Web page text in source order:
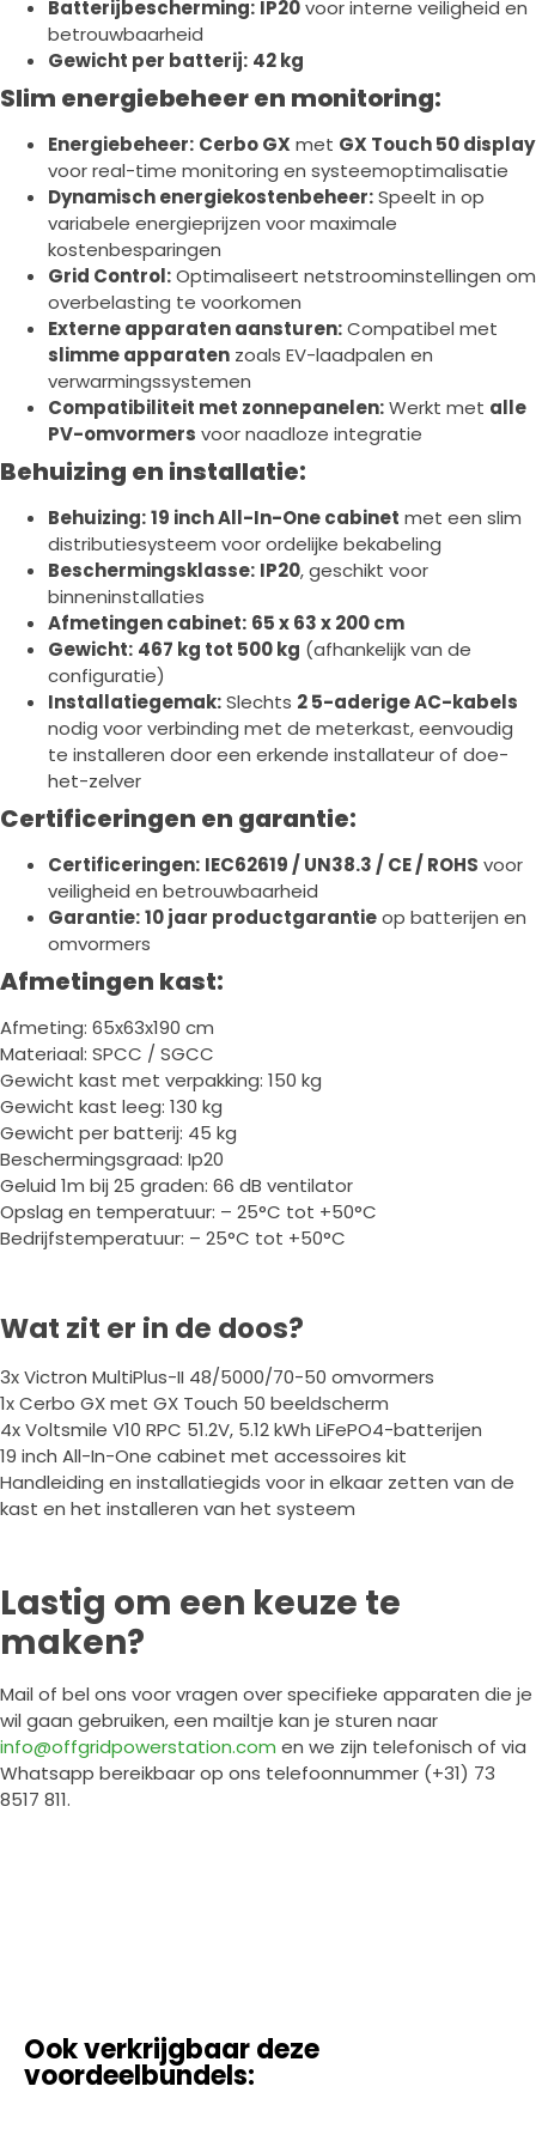
Batterijbescherming: IP20voor interne veiligheid en
betrouwbaarheid
Gewicht per batterij: 42 kg
Slim energiebeheer en monitoring:
Energiebeheer: Cerbo GX met GX Touch 50 display
voor real-time monitoring en systeemoptimalisatie
Dynamisch energiekostenbeheer:Speelt in op
variabele energieprijzen voor maximale
kostenbesparingen
Grid Control:Optimaliseert netstroominstellingen om
overbelasting te voorkomen
Externe apparaten aansturen:Compatibel met
slimme apparaten zoals EV-laadpalen en
verwarmingssystemen
Compatibiliteit met zonnepanelen:Werkt met alle
PV-omvormers voor naadloze integratie
Behuizing en installatie:
Behuizing:19 inch All-In-One cabinet met een slim
distributiesysteem voor ordelijke bekabeling
Beschermingsklasse: IP20, geschikt voor
binneninstallaties
Afmetingen cabinet: 65 x 63 x 200 cm
Gewicht: 467 kg tot 500 kg (afhankelijk van de
configuratie)
Installatiegemak:Slechts 2 5-aderige AC-kabels
nodig voor verbinding met de meterkast, eenvoudig
te installeren door een erkende installateur of doe-
het-zelver
Certificeringen en garantie:
Certificeringen: IEC62619 / UN38.3 / CE / ROHS voor
veiligheid en betrouwbaarheid
Garantie:10 jaar productgarantieop batterijen en
omvormers
Afmetingen kast:
Afmeting: 65x63x190 cm
Materiaal: SPCC / SGCC
Gewicht kast met verpakking: 150 kg
Gewicht kast leeg: 130 kg
Gewicht per batterij: 45 kg
Beschermingsgraad: Ip20
Geluid 1m bij 25 graden: 66 dB ventilator
Opslag en temperatuur: – 25°C tot +50°C
Bedrijfstemperatuur: – 25°C tot +50°C
Wat zit er in de doos?
3x Victron MultiPlus-II 48/5000/70-50 omvormers
1x Cerbo GX met GX Touch 50 beeldscherm
4x Voltsmile V10 RPC 51.2V, 5.12 kWh LiFePO4-batterijen
19 inch All-In-One cabinet met accessoires kit
Handleiding en installatiegids voor in elkaar zetten van de
kast en het installeren van het systeem
Lastig om een keuze te
maken?
Mail of bel ons voor vragen over specifieke apparaten die je
wil gaan gebruiken, een mailtje kan je sturen naar
info@offgridpowerstation.com en we zijn telefonisch of via
Whatsapp bereikbaar op ons telefoonnummer (+31) 73
8517 811.
Ook verkrijgbaar deze
voordeelbundels: